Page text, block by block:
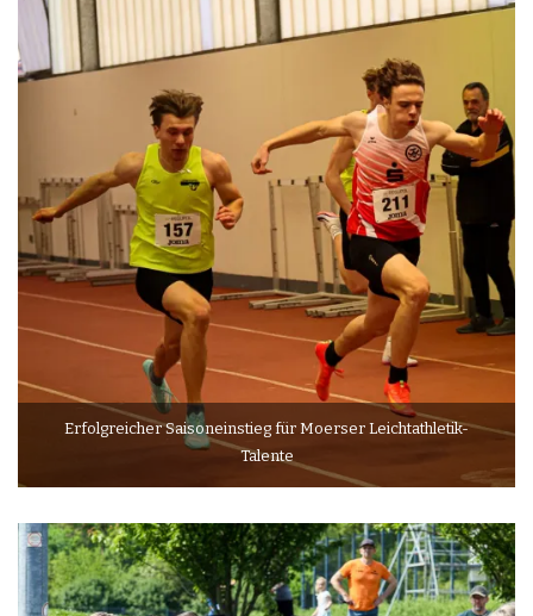
Erfolgreicher Saisoneinstieg für Moerser Leichtathletik-
Talente